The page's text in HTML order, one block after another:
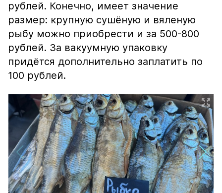
рублей. Конечно, имеет значение
размер: крупную сушёную и вяленую
рыбу можно приобрести и за 500-800
рублей. За вакуумную упаковку
придётся дополнительно заплатить по
100 рублей.